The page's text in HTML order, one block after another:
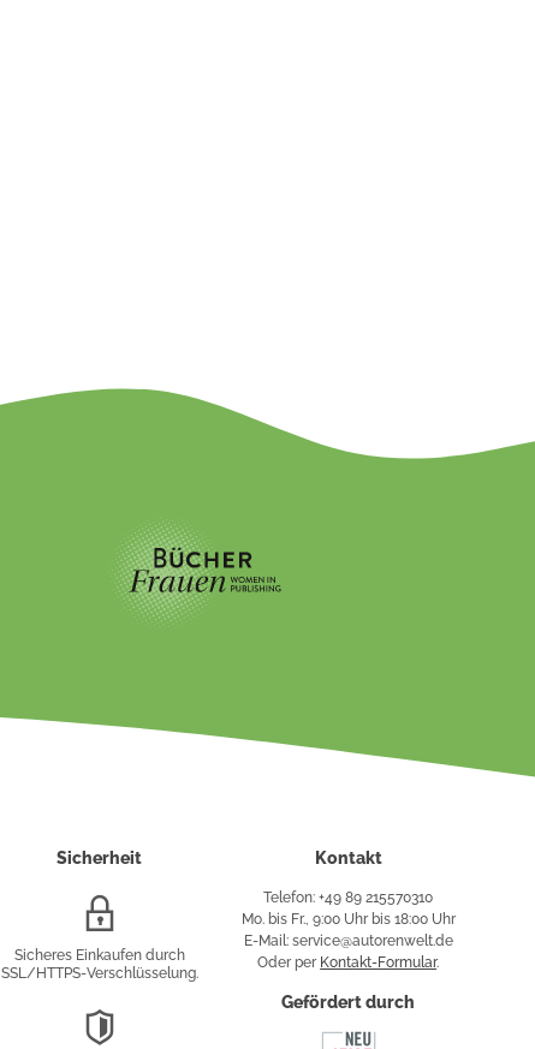
Sicherheit
Verschlüsselung
Sicheres Einkaufen durch
SSL/HTTPS-Verschlüsselung.
Kontakt
Telefon: +49 89 215570310
Mo. bis Fr., 9:00 Uhr bis 18:00 Uhr
E-Mail: service@autorenwelt.de
Oder per Kontakt-Formular.
Gefördert durch